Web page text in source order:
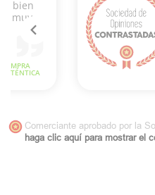
Comerciante aprobado por la
haga clic aquí para mostrar el